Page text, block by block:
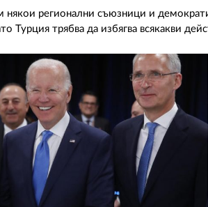
някои регионални съюзници и
Турция трябва да избягва всякакви